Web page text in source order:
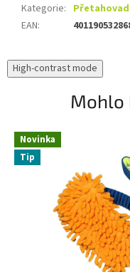
Kategorie:
EAN:
High-contrast mode
Mohlo
Novinka
Tip